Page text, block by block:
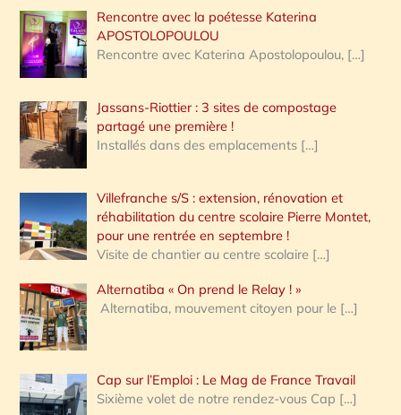
Rencontre avec la poétesse Katerina
APOSTOLOPOULOU
Rencontre avec Katerina Apostolopoulou, […]
Jassans-Riottier : 3 sites de compostage
partagé une première !
Installés dans des emplacements […]
Villefranche s/S : extension, rénovation et
réhabilitation du centre scolaire Pierre Montet,
pour une rentrée en septembre !
Visite de chantier au centre scolaire […]
Alternatiba « On prend le Relay ! »
Alternatiba, mouvement citoyen pour le […]
Cap sur l’Emploi : Le Mag de France Travail
Sixième volet de notre rendez-vous Cap […]